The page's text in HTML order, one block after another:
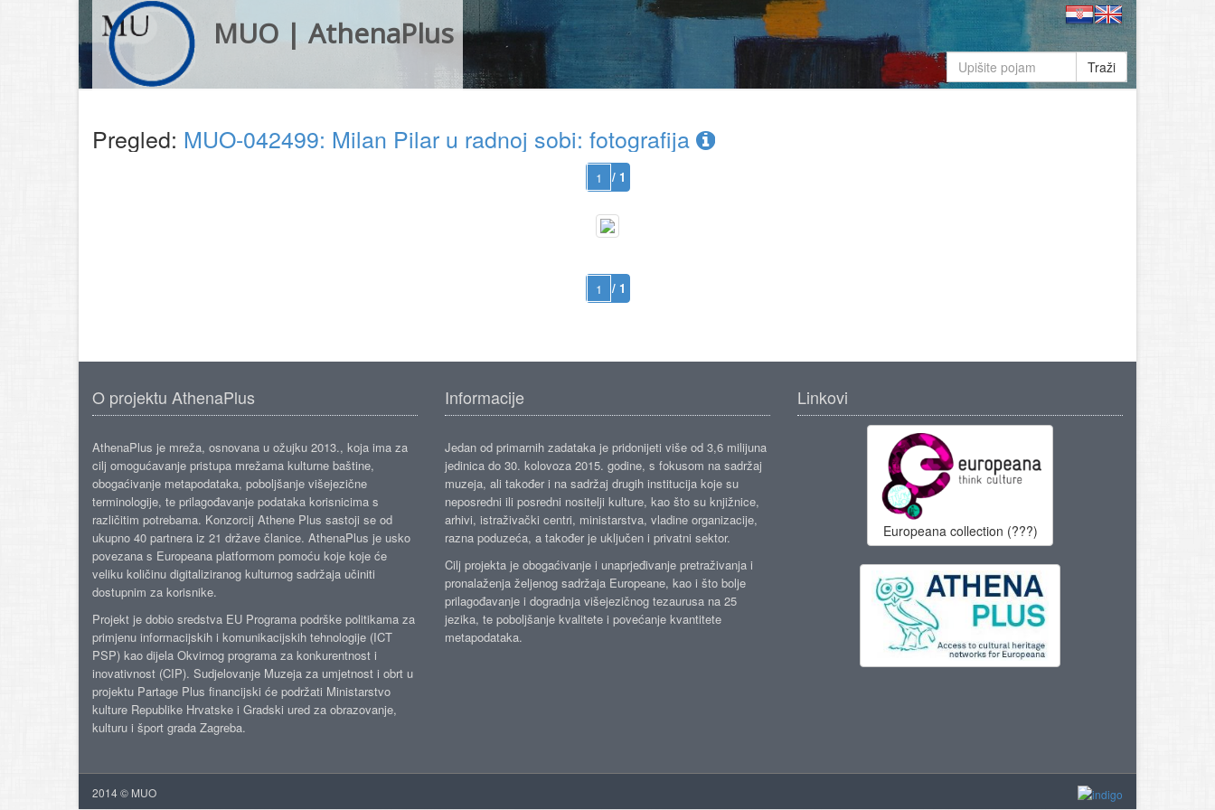
MUO | AthenaPlus
Traži
Pregled: MUO-042499: Milan Pilar u radnoj sobi: fotografija
/ 1
/ 1
O projektu AthenaPlus
AthenaPlus je mreža, osnovana u ožujku 2013., koja ima za
cilj omogućavanje pristupa mrežama kulturne baštine,
obogaćivanje metapodataka, poboljšanje višejezične
terminologije, te prilagođavanje podataka korisnicima s
različitim potrebama. Konzorcij Athene Plus sastoji se od
ukupno 40 partnera iz 21 države članice. AthenaPlus je usko
povezana s Europeana platformom pomoću koje koje će
veliku količinu digitaliziranog kulturnog sadržaja učiniti
dostupnim za korisnike.
Projekt je dobio sredstva EU Programa podrške politikama za
primjenu informacijskih i komunikacijskih tehnologije (ICT
PSP) kao dijela Okvirnog programa za konkurentnost i
inovativnost (CIP). Sudjelovanje Muzeja za umjetnost i obrt u
projektu Partage Plus financijski će podržati Ministarstvo
kulture Republike Hrvatske i Gradski ured za obrazovanje,
kulturu i šport grada Zagreba.
Informacije
Jedan od primarnih zadataka je pridonijeti više od 3,6 milijuna
jedinica do 30. kolovoza 2015. godine, s fokusom na sadržaj
muzeja, ali također i na sadržaj drugih institucija koje su
neposredni ili posredni nositelji kulture, kao što su knjižnice,
arhivi, istraživački centri, ministarstva, vladine organizacije,
razna poduzeća, a također je uključen i privatni sektor.
Cilj projekta je obogaćivanje i unaprjeđivanje pretraživanja i
pronalaženja željenog sadržaja Europeane, kao i što bolje
prilagođavanje i dogradnja višejezičnog tezaurusa na 25
jezika, te poboljšanje kvalitete i povećanje kvantitete
metapodataka.
Linkovi
Europeana collection (???)
2014 © MUO